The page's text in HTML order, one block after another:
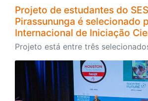
Projeto de estudantes do
Pirassununga é selecionado
Internacional de Iniciação